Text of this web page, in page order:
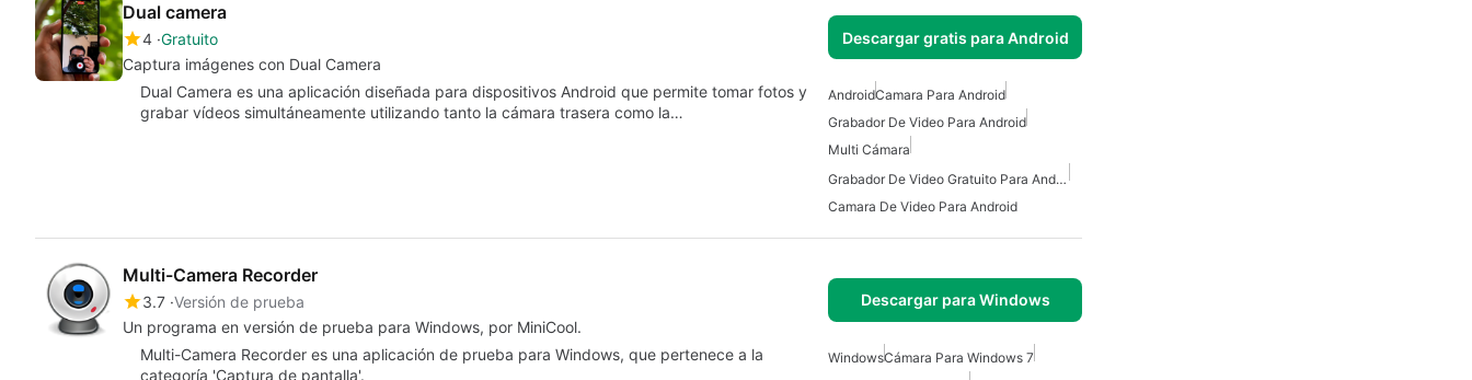
Dual camera
4 Gratuito
Captura imágenes con Dual Camera
Descargar gratis para Android
Dual Camera es una aplicación diseñada para dispositivos Android que permite tomar fotos y
grabar vídeos simultáneamente utilizando tanto la cámara trasera como la…
AndroidCamara Para Android
Grabador De Video Para Android
Multi Cámara
Grabador De Video Gratuito Para Android
Camara De Video Para Android
Multi-Camera Recorder
3.7 Versión de prueba
Un programa en versión de prueba para Windows, por MiniCool.
Descargar para Windows
Multi-Camera Recorder es una aplicación de prueba para Windows, que pertenece a la
categoría 'Captura de pantalla'.
WindowsCámara Para Windows 7